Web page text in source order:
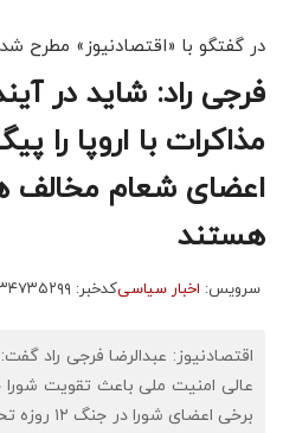
در گفتگو با «اقتصادنیوز» مطرح
فرجی راد: شاید در
مذاکرات با اروپا را
اعضای شعام مخالف
هستند
سرویس: اخبار سیاسیکدخبر: ۷۳۵۲۹۹
اقتصادنیوز: عبدالرضا فرجی راد
عالی امنیت ملی باعث تقویت
برخی